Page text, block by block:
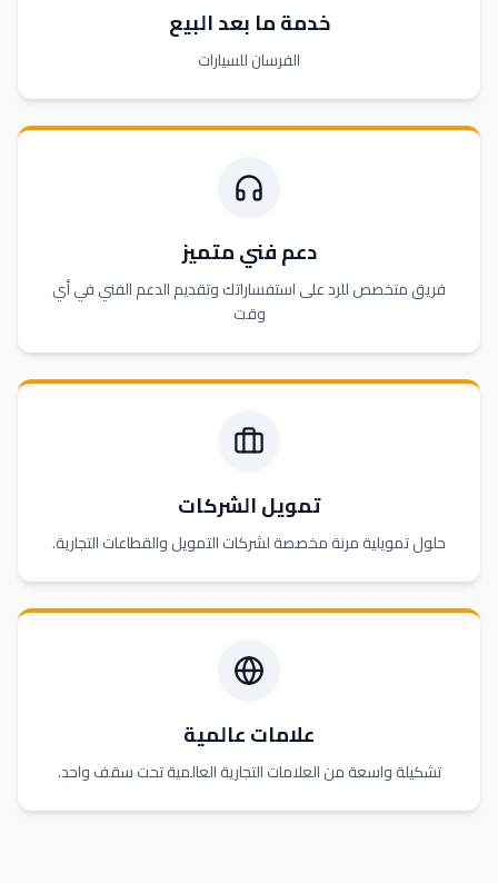
خدمة ما بعد البيع
الفرسان للسيارات
دعم فني متميز
فريق متخصص للرد على استفساراتك وتقديم الدعم الفني في أي
وقت
تمويل الشركات
حلول تمويلية مرنة مخصصة لشركات التمويل والقطاعات التجارية.
علامات عالمية
تشكيلة واسعة من العلامات التجارية العالمية تحت سقف واحد.